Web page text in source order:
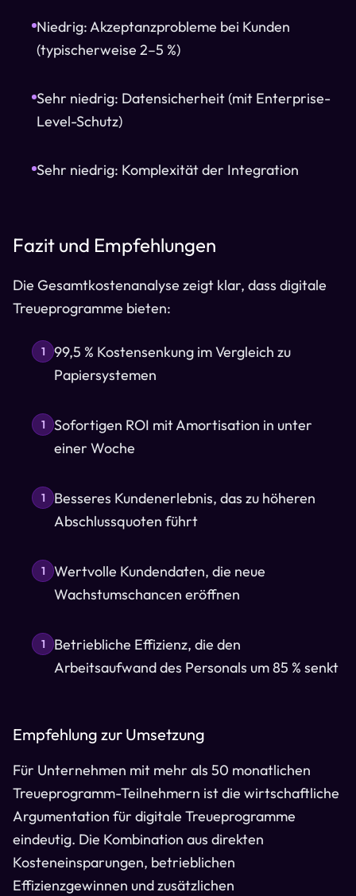
Niedrig: Akzeptanzprobleme bei Kunden
(typischerweise 2–5 %)
Sehr niedrig: Datensicherheit (mit Enterprise-
Level-Schutz)
Sehr niedrig: Komplexität der Integration
Fazit und Empfehlungen
Die Gesamtkostenanalyse zeigt klar, dass digitale
Treueprogramme bieten:
1
99,5 % Kostensenkung im Vergleich zu
Papiersystemen
1
Sofortigen ROI mit Amortisation in unter
einer Woche
1
Besseres Kundenerlebnis, das zu höheren
Abschlussquoten führt
1
Wertvolle Kundendaten, die neue
Wachstumschancen eröffnen
1
Betriebliche Effizienz, die den
Arbeitsaufwand des Personals um 85 % senkt
Empfehlung zur Umsetzung
Für Unternehmen mit mehr als 50 monatlichen
Treueprogramm-Teilnehmern ist die wirtschaftliche
Argumentation für digitale Treueprogramme
eindeutig. Die Kombination aus direkten
Kosteneinsparungen, betrieblichen
Effizienzgewinnen und zusätzlichen